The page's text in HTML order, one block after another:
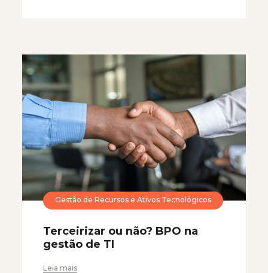
Gestão de Recursos e Ativos Tecnológicos
Terceirizar ou não? BPO na
gestão de TI
Leia mais